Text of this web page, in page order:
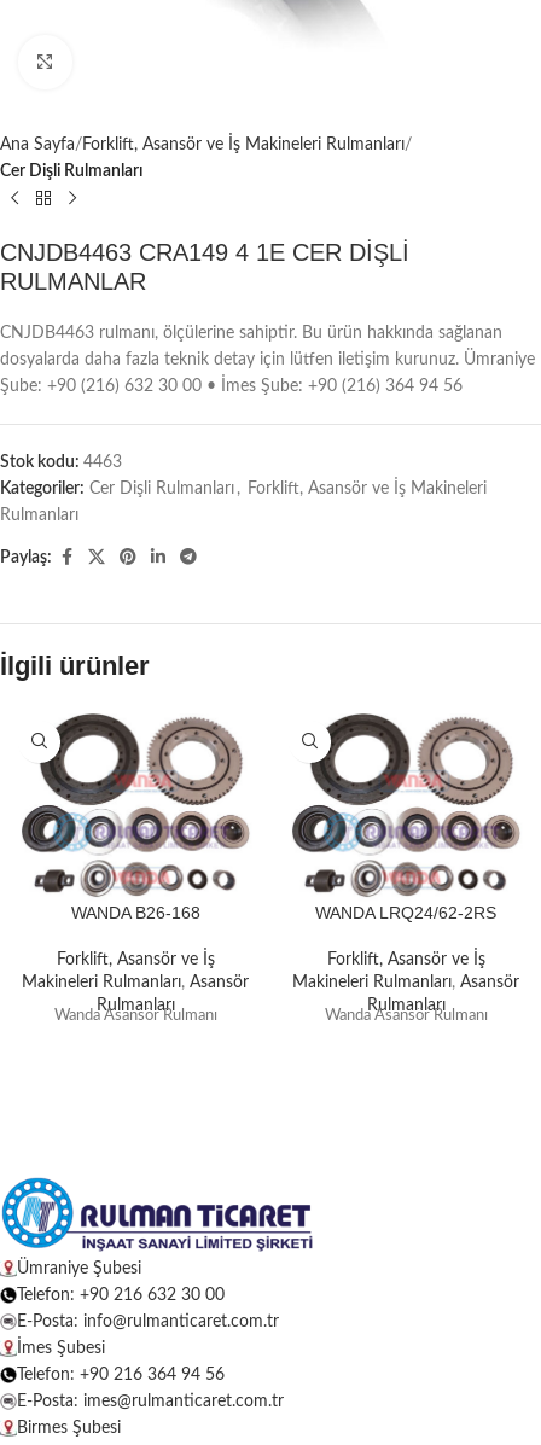
Ana Sayfa
Forklift, Asansör ve İş Makineleri Rulmanları
Cer Dişli Rulmanları
CNJDB4463 CRA149 4 1E CER DİŞLİ
RULMANLAR
CNJDB4463 rulmanı, ölçülerine sahiptir. Bu ürün hakkında sağlanan
dosyalarda daha fazla teknik detay için lütfen iletişim kurunuz. Ümraniye
Şube: +90 (216) 632 30 00 • İmes Şube: +90 (216) 364 94 56
Stok kodu: 4463
Kategoriler: Cer Dişli Rulmanları , Forklift, Asansör ve İş Makineleri
Rulmanları
Paylaş:
İlgili ürünler
WANDA B26-168
Forklift, Asansör ve İş
Makineleri Rulmanları, Asansör
Rulmanları
Wanda Asansör Rulmanı
WANDA LRQ24/62-2RS
Forklift, Asansör ve İş
Makineleri Rulmanları, Asansör
Rulmanları
Wanda Asansör Rulmanı
Ümraniye Şubesi
Telefon: +90 216 632 30 00
E-Posta: info@rulmanticaret.com.tr
İmes Şubesi
Telefon: +90 216 364 94 56
E-Posta: imes@rulmanticaret.com.tr
Birmes Şubesi